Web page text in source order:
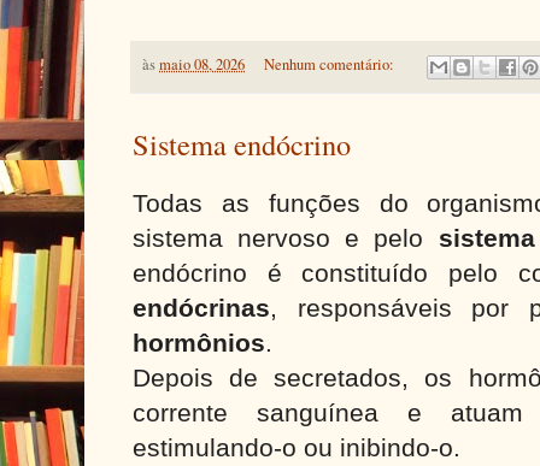
àsmaio 08, 2026 Nenhum comentário:
Sistema endócrino
Todas as funções do
sistema nervoso e pelo
endócrino é constituído pelo
endócrinas, responsáveis por
hormônios.
Depois de secretados, os
corrente sanguínea e
estimulando-o ou inibindo-o.